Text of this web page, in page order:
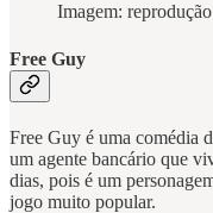
Imagem: reprodução
Free Guy
Free Guy é uma comédia
um agente bancário que
dias, pois é um
jogo muito popular.